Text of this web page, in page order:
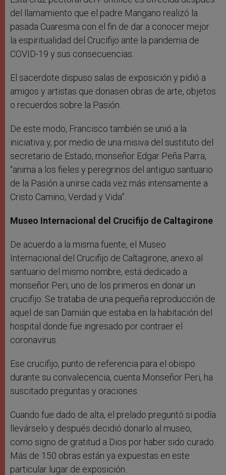
del llamamiento que el padre Mangano realizó la
pasada Cuaresma con el fin de dar a conocer mejor
la espiritualidad del Crucifijo ante la pandemia de
COVID-19 y sus consecuencias.
El sacerdote dispuso salas de exposición y pidió a
amigos y artistas que donasen obras de arte, objetos
o recuerdos sobre la Pasión.
De este modo, Francisco también se unió a la
iniciativa y, por medio de una misiva del sustituto del
secretario de Estado, monseñor Edgar Peña Parra,
“anima a los fieles y peregrinos del antiguo santuario
de la Pasión a unirse cada vez más intensamente a
Cristo Camino, Verdad y Vida”.
Museo Internacional del Crucifijo de Caltagirone
De acuerdo a la misma fuente, el Museo
Internacional del Crucifijo de Caltagirone, anexo al
santuario del mismo nombre, está dedicado a
monseñor Peri, uno de los primeros en donar un
crucifijo. Se trataba de una pequeña reproducción de
aquel de san Damián que estaba en la habitación del
hospital donde fue ingresado por contraer el
coronavirus.
Ese crucifijo, punto de referencia para el obispo
durante su convalecencia, cuenta Monseñor Peri, ha
suscitado preguntas y oraciones.
Cuando fue dado de alta, el prelado preguntó si podía
llevárselo y después decidió donarlo al museo,
como signo de gratitud a Dios por haber sido curado.
Más de 150 obras están ya expuestas en este
particular lugar de exposición.